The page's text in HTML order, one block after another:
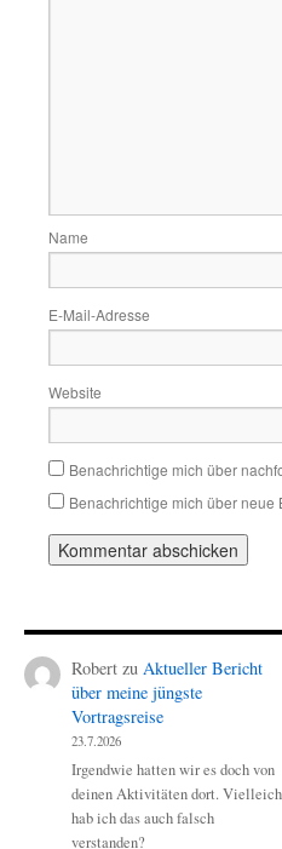
Name
E-Mail-Adresse
Website
Benachrichtige mich über
Benachrichtige mich über neue
Robert zu Aktueller Bericht
über meine jüngste
Vortragsreise
23.7.2026
Irgendwie hatten wir es doch von
deinen Aktivitäten dort.
hab ich das auch falsch
verstanden?